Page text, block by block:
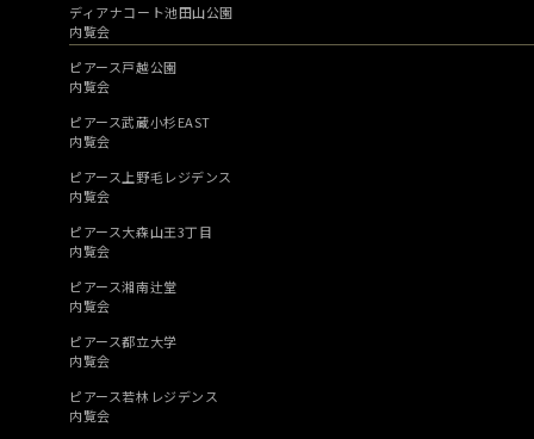
ディアナコート池田山公園
内覧会
ピアース戸越公園
内覧会
ピアース武蔵小杉EAST
内覧会
ピアース上野毛レジデンス
内覧会
ピアース大森山王3丁目
内覧会
ピアース湘南辻堂
内覧会
ピアース都立大学
内覧会
ピアース若林レジデンス
内覧会